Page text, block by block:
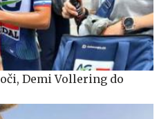
Demi Vollering do